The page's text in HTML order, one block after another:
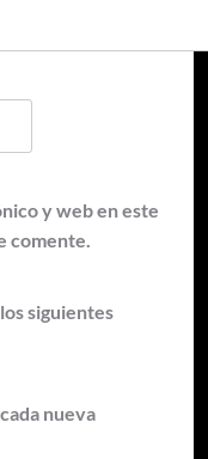
y web en este
comente.
siguientes
nueva